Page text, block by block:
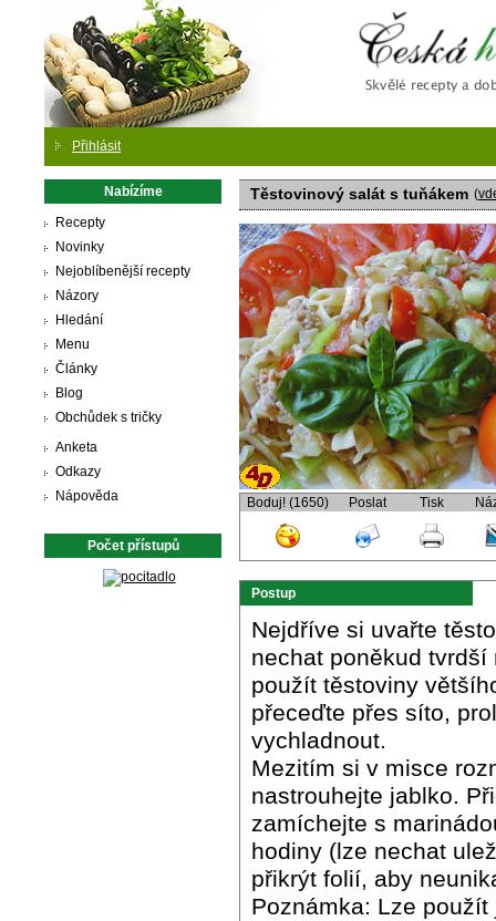
Přihlásit
Nabízíme
Recepty
Novinky
Nejoblíbenější recepty
Názory
Hledání
Menu
Články
Blog
Obchůdek s tričky
Anketa
Odkazy
Nápověda
Počet přístupů
Těstovinový salát s tuňákem (
Boduj! (1650) Poslat Tisk
Postup
Nejdříve si uvařte
nechat poněkud
použít těstoviny
přeceďte přes síto,
vychladnout.
Mezitím si v misce
nastrouhejte jablko.
zamíchejte s
hodiny (lze nechat
přikrýt folií, aby
Poznámka: Lze